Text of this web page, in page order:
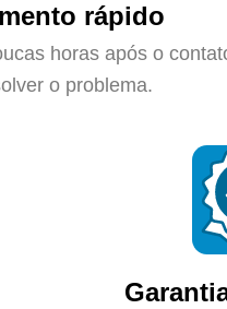
rápido
horas após o
o problema.